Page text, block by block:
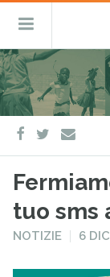
Salta
al
contenuto
Menu
facebook
twitter
e-
mail
tuo sms
PUBBLICATO
NOTIZIE 6